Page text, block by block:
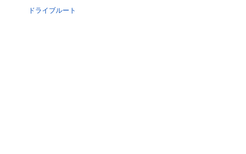
ドライブルート